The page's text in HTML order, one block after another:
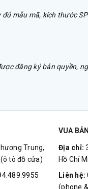
mẫu mã, kích thước
đăng ký bản quyền,
Trung,
(ô tô đỗ cửa)
VUA
Địa chỉ:
Hồ Chí
Liên hệ:
(phone